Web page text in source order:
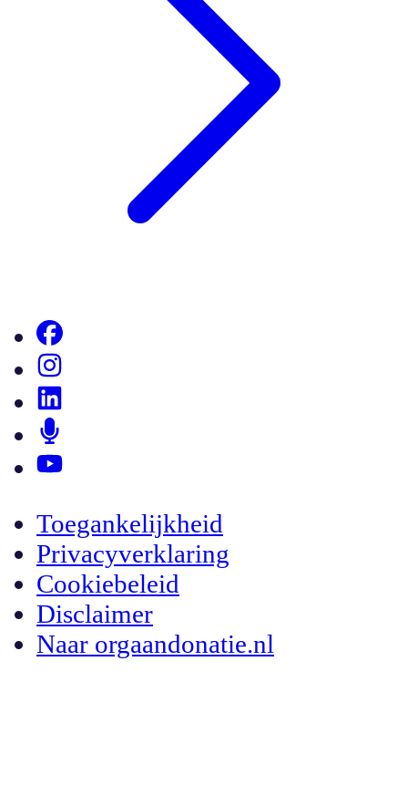
Toegankelijkheid
Privacyverklaring
Cookiebeleid
Disclaimer
Naar orgaandonatie.nl